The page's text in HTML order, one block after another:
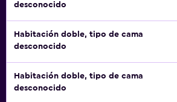
desconocido
Habitación doble, tipo de cama
desconocido
Habitación doble, tipo de cama
desconocido